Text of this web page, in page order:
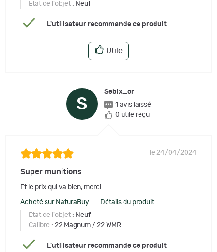
Etat de l'objet : Neuf
L'utilisateur recommande ce produit
Utile
S
Sebix_or
1 avis laissé
0 utile reçu
le 24/04/2024
Super munitions
Et le prix qui va bien, merci.
Acheté sur NaturaBuy – Détails du produit
Etat de l'objet : Neuf
Calibre : 22 Magnum / 22 WMR
L'utilisateur recommande ce produit